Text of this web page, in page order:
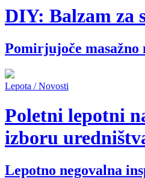
DIY: Balzam za
Pomirjujoče masažno
Lepota / Novosti
Poletni lepotni
izboru
Lepotno negovalna